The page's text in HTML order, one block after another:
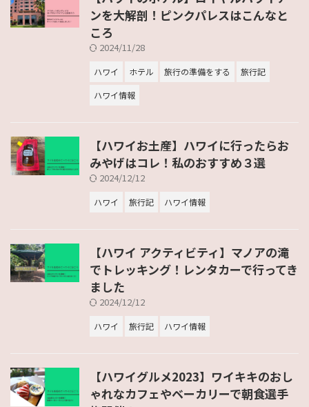
ンを大解剖！ピンクパレスはこんなと
ころ
2024/11/28
ハワイ ホテル 旅行の準備をする
旅行記
ハワイ情報
【ハワイお土産】ハワイに行ったらお
みやげはコレ！私のおすすめ３選
2024/12/12
ハワイ 旅行記 ハワイ情報
【ハワイ アクティビティ】マノアの滝
でトレッキング！レンタカーで行ってき
ました
2024/12/12
ハワイ 旅行記 ハワイ情報
【ハワイグルメ2023】ワイキキのおし
ゃれなカフェやベーカリーで朝食選手